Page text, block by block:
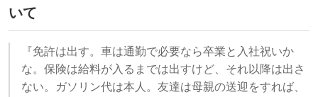
いて
『免許は出す。車は通勤で必要なら卒業と入社祝いか
な。保険は給料が入るまでは出すけど、それ以降は出さ
ない。ガソリン代は本人。友達は母親の送迎をすれば、